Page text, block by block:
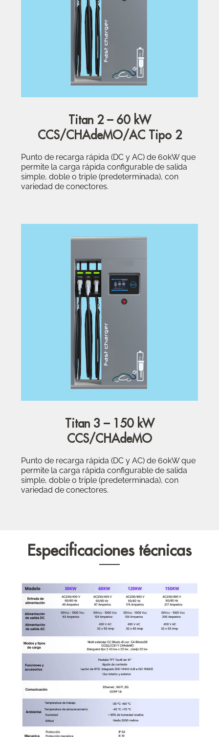
Titan 2 – 60 kW
CCS/CHAdeMO/AC Tipo 2
Punto de recarga rápida (DC y AC) de 60kW que
permite la carga rápida configurable de salida
simple, doble o triple (predeterminada), con
variedad de conectores.
Titan 3 – 150 kW
CCS/CHAdeMO
Punto de recarga rápida (DC y AC) de 60kW que
permite la carga rápida configurable de salida
simple, doble o triple (predeterminada), con
variedad de conectores.
Especificaciones técnicas